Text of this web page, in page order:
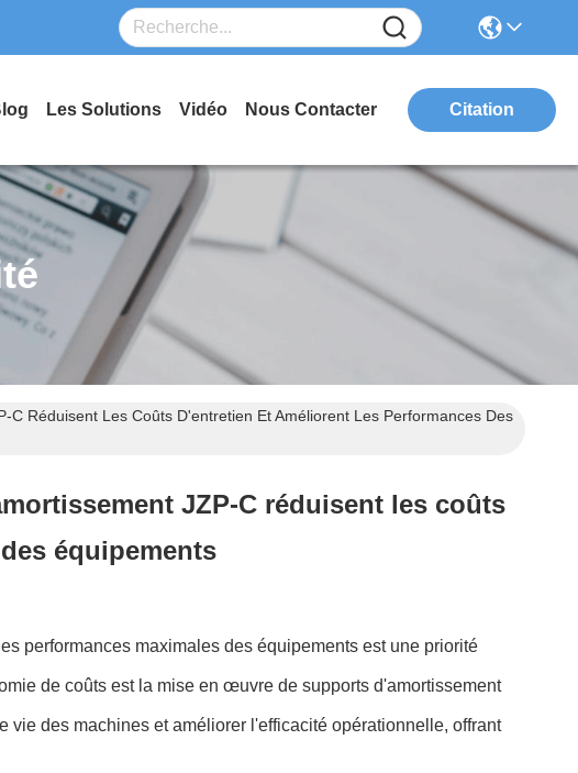
Les Solutions Vidéo Nous Contacter Citation
Réduisent Les Coûts D'entretien Et Améliorent Les Performances Des
JZP-C réduisent les coûts
équipements
performances maximales des équipements est une priorité
de coûts est la mise en œuvre de supports d'amortissement
des machines et améliorer l'efficacité opérationnelle, offrant